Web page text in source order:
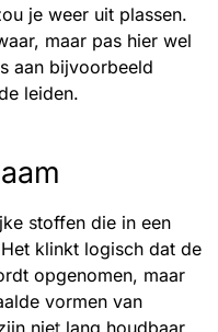
je weer uit plassen.
maar pas hier wel
aan bijvoorbeeld
leiden.
stoffen die in een
klinkt logisch dat de
opgenomen, maar
vormen van